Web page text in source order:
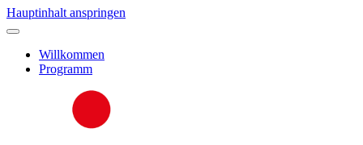
Hauptinhalt anspringen
Willkommen
Programm